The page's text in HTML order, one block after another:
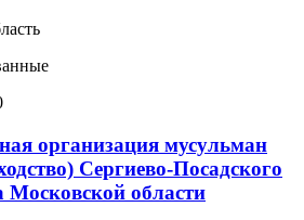
организация мусульман
Сергиево-Посадского
Московской области